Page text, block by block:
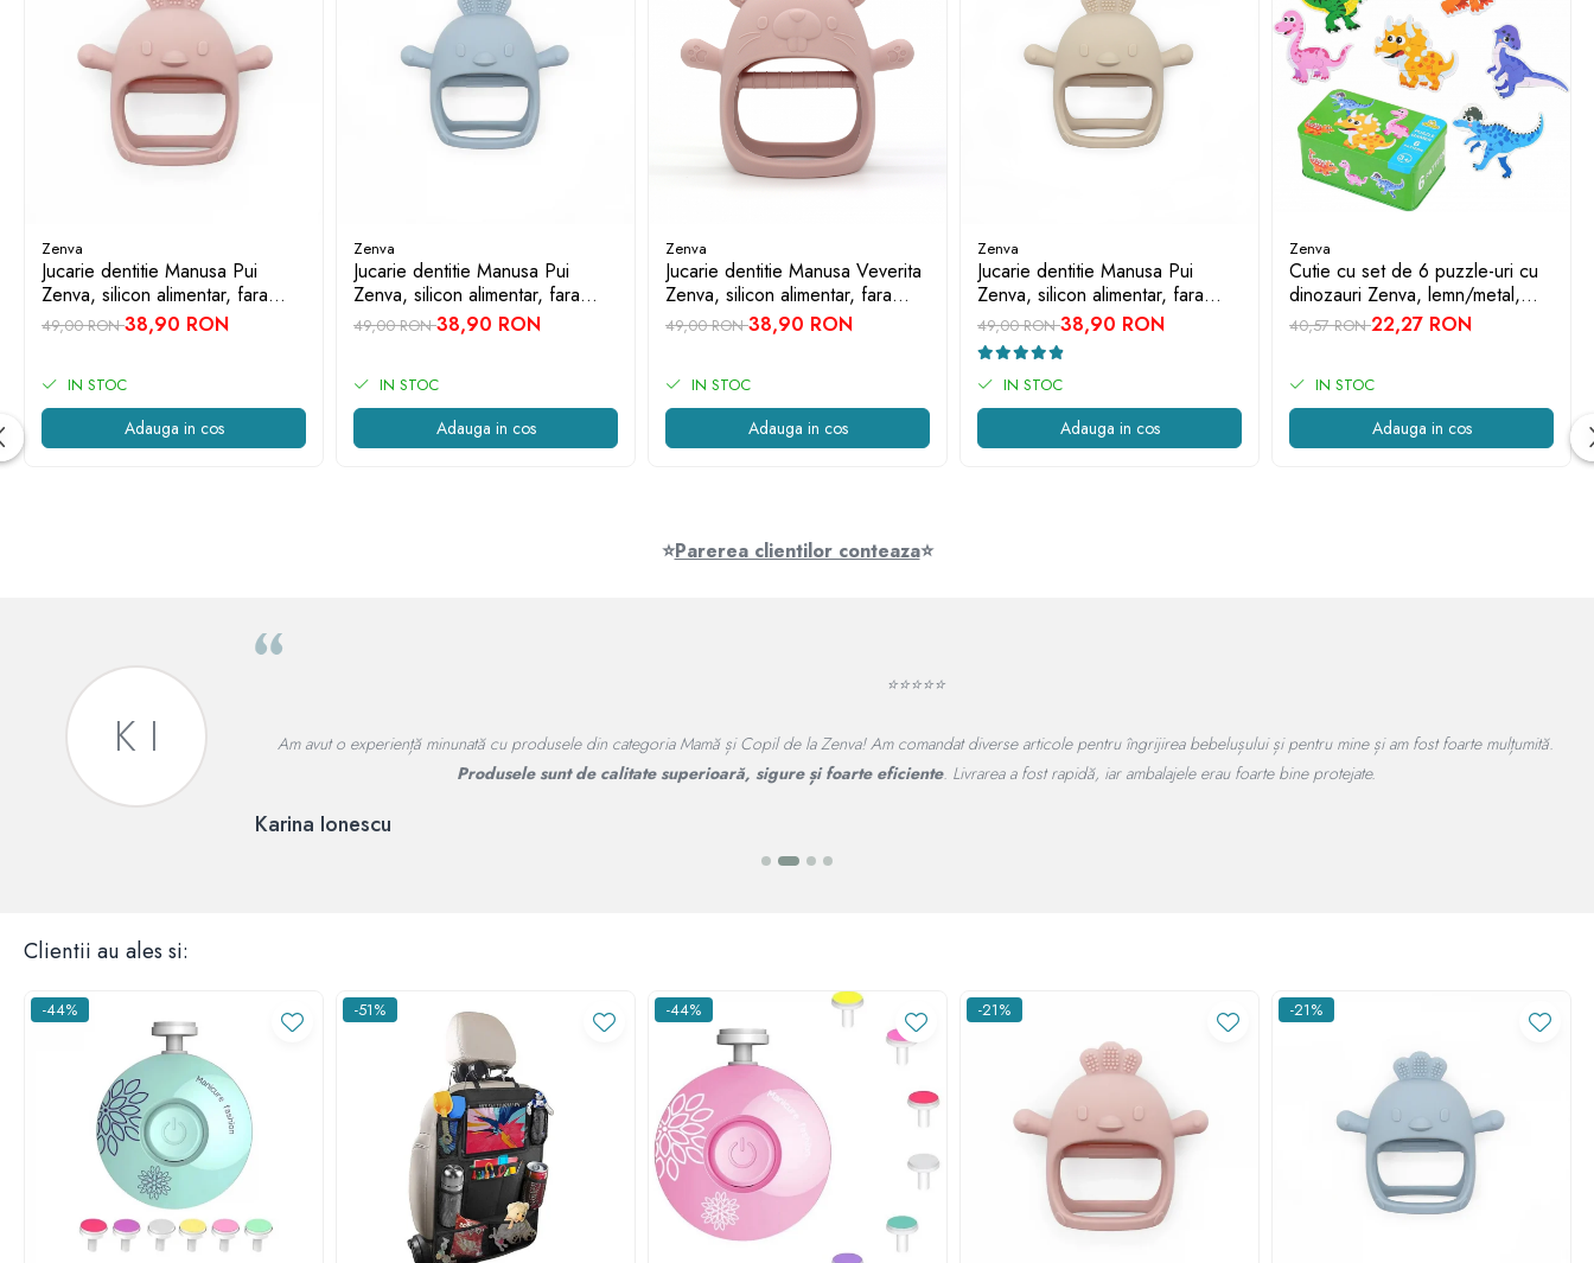
Accesorii Auto
Diagnosticare
Zenva
Jucarie dentitie Manusa Pui
Zenva, silicon alimentar, fara
BPA, 3-12 luni, Roz deschis
49,00 RON38,90 RON
IN STOC
Adauga in cos
Zenva
Jucarie dentitie Manusa Pui
Zenva, silicon alimentar, fara
BPA, 3-12 luni, Albastru
49,00 RON38,90 RON
IN STOC
Adauga in cos
Zenva
Jucarie dentitie Manusa Veverita
Zenva, silicon alimentar, fara
BPA, 3-12 luni, Roz
49,00 RON38,90 RON
IN STOC
Adauga in cos
Zenva
Jucarie dentitie Manusa Pui
Zenva, silicon alimentar, fara
BPA, 3-12 luni, Crem
49,00 RON38,90 RON
IN STOC
Adauga in cos
Zenva
Cutie cu set de 6 puzzle-uri cu
dinozauri Zenva, lemn/metal,
multicolor, 16 x 10 x 7 cm
40,57 RON22,27 RON
IN STOC
Adauga in cos
⭐Parerea clientilor conteaza⭐
fost foarte mulțumită. P A
⭐⭐⭐⭐⭐
Jocuri si figurine Rascals pentru copii.Procesul de comandă a fost simplu, iar livrarea rapidă.Recomand cu încredere!
Clientii au ales si:
-44% -51% -44% -21% -21%